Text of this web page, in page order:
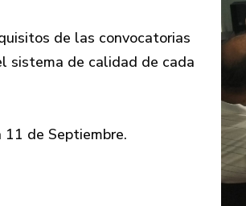
de las convocatorias
sistema de calidad de cada
de Septiembre.